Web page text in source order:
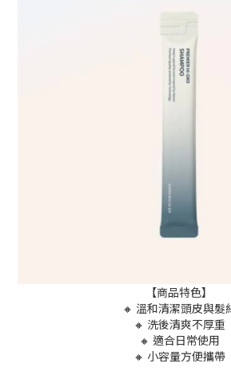
【商品特色】
🔸 溫和清潔頭皮與髮
🔸 洗後清爽不厚重
🔸 適合日常使用
🔸 小容量方便攜帶